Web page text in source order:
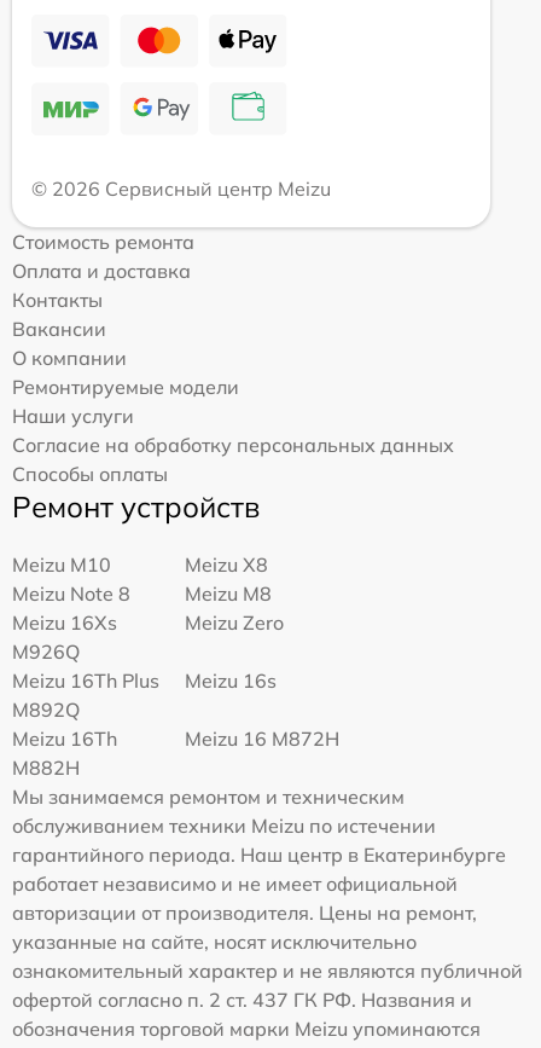
© 2026 Сервисный центр Meizu
Стоимость ремонта
Оплата и доставка
Контакты
Вакансии
О компании
Ремонтируемые модели
Наши услуги
Согласие на обработку персональных данных
Способы оплаты
Ремонт устройств
Meizu M10
Meizu X8
Meizu Note 8
Meizu M8
Meizu 16Xs
M926Q
Meizu Zero
Meizu 16Th Plus
M892Q
Meizu 16s
Meizu 16Th
M882H
Meizu 16 M872H
Мы занимаемся ремонтом и техническим
обслуживанием техники Meizu по истечении
гарантийного периода. Наш центр в Екатеринбурге
работает независимо и не имеет официальной
авторизации от производителя. Цены на ремонт,
указанные на сайте, носят исключительно
ознакомительный характер и не являются публичной
офертой согласно п. 2 ст. 437 ГК РФ. Названия и
обозначения торговой марки Meizu упоминаются